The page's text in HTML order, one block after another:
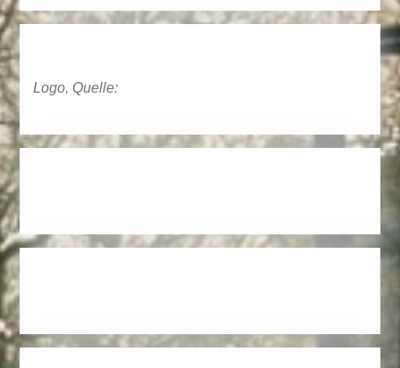
Logo, Quelle: